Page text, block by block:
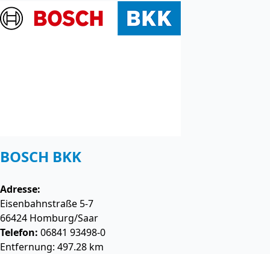
BOSCH BKK
Adresse:
Eisenbahnstraße 5-7
66424 Homburg/Saar
Telefon: 06841 93498-0
Entfernung: 497.28 km